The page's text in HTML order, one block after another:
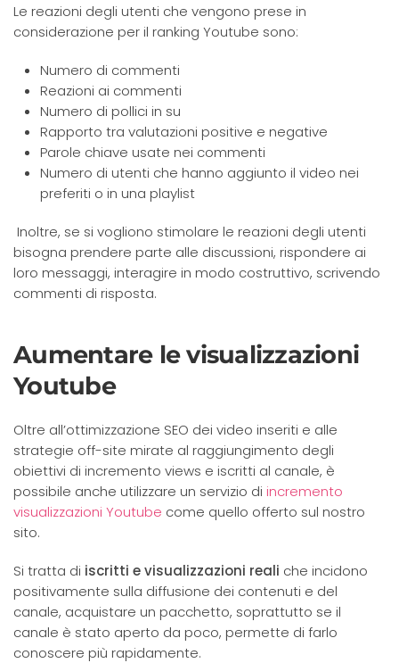
Le reazioni degli utenti che vengono prese in
considerazione per il ranking Youtube sono:
Numero di commenti
Reazioni ai commenti
Numero di pollici in su
Rapporto tra valutazioni positive e negative
Parole chiave usate nei commenti
Numero di utenti che hanno aggiunto il video nei
preferiti o in una playlist
Inoltre, se si vogliono stimolare le reazioni degli utenti
bisogna prendere parte alle discussioni, rispondere ai
loro messaggi, interagire in modo costruttivo, scrivendo
commenti di risposta.
Aumentare le visualizzazioni
Youtube
Oltre all’ottimizzazione SEO dei video inseriti e alle
strategie off-site mirate al raggiungimento degli
obiettivi di incremento views e iscritti al canale, è
possibile anche utilizzare un servizio di incremento
visualizzazioni Youtube come quello offerto sul nostro
sito.
Si tratta di iscritti e visualizzazioni reali che incidono
positivamente sulla diffusione dei contenuti e del
canale, acquistare un pacchetto, soprattutto se il
canale è stato aperto da poco, permette di farlo
conoscere più rapidamente.